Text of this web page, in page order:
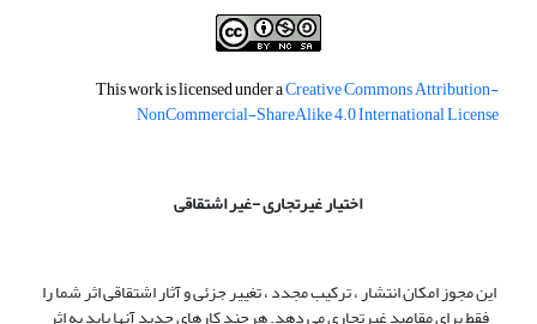
This work is licensed under aCreative Commons Attribution-
NonCommercial-ShareAlike 4.0 International License
اختیار غیرتجاری -غیر اشتقاقی
این مجوز امکان انتشار ، ترکیب مجدد ، تغییر جزئی و آثار اشتقاقی اثر شما را